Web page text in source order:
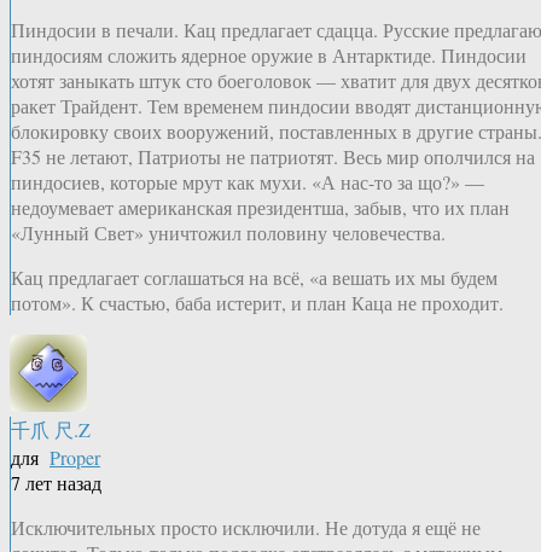
Пиндосии в печали. Кац предлагает сдацца. Русские
пиндосиям сложить ядерное оружие в Антарктиде. Пиндосии
хотят заныкать штук сто боеголовок — хватит для двух
ракет Трайдент. Тем временем пиндосии вводят
блокировку своих вооружений, поставленных в другие страны.
F35 не летают, Патриоты не патриотят. Весь мир ополчился на
пиндосиев, которые мрут как мухи. «А нас-то за що?» —
недоумевает американская президентша, забыв, что их план
«Лунный Свет» уничтожил половину человечества.
Кац предлагает соглашаться на всё, «а вешать их мы будем
потом». К счастью, баба истерит, и план Каца не проходит.
千爪 尺.Z
для Proper
7 лет назад
Исключительных просто исключили. Не дотуда я ещё не